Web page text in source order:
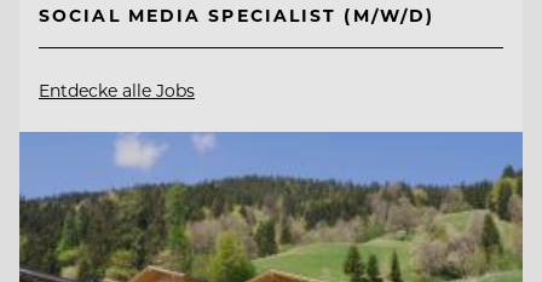
SOCIAL MEDIA SPECIALIST (M/W/D)
Entdecke alle Jobs